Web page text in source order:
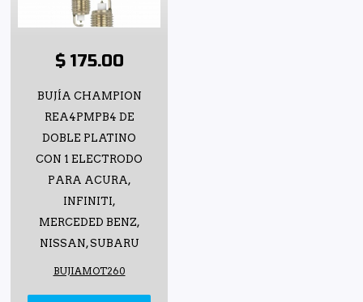
$ 175.00
BUJÍA CHAMPION
REA4PMPB4 DE
DOBLE PLATINO
CON 1 ELECTRODO
PARA ACURA,
INFINITI,
MERCEDED BENZ,
NISSAN, SUBARU
BUJIAMOT260